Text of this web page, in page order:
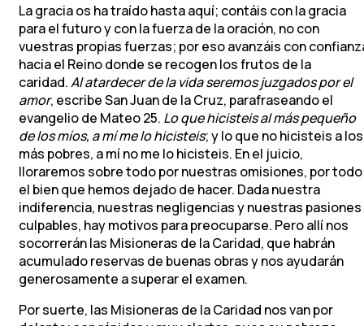
La gracia os ha traído hasta aquí; contáis con la gracia
para el futuro y con la fuerza de la oración, no con
vuestras propias fuerzas; por eso avanzáis con
hacia el Reino donde se recogen los frutos de la
caridad.Al atardecer de la vida seremos juzgados por el
amor, escribe San Juan de la Cruz, parafraseando el
evangelio de Mateo 25. Lo que hicisteis al más pequeño
de los míos, a mí me lo hicisteis; y lo que no hicisteis a los
más pobres, a mí no me lo hicisteis. En el juicio,
lloraremos sobre todo por nuestras omisiones, por todo
el bien que hemos dejado de hacer. Dada nuestra
indiferencia, nuestras negligencias y nuestras pasiones
culpables, hay motivos para preocuparse. Pero allí nos
socorrerán las Misioneras de la Caridad, que habrán
acumulado reservas de buenas obras y nos ayudarán
generosamente a superar el examen.
Por suerte, las Misioneras de la Caridad nos van por